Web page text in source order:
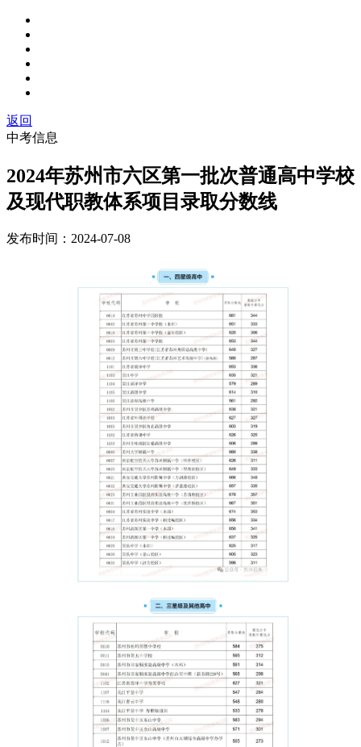
返回
中考信息
2024年苏州市六区第一批次普通高中学校
及现代职教体系项目录取分数线
发布时间： 2024-07-08